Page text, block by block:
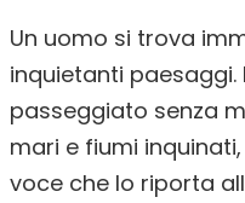
Un uomo si trova
inquietanti paesaggi.
passeggiato senza
mari e fiumi
voce che lo riporta